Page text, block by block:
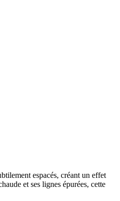
espacés, créant un effet
et ses lignes épurées, cette